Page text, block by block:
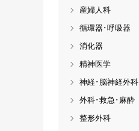
産婦人科
循環器･呼吸器
消化器
精神医学
神経･脳神経外科
外科･救急･麻酔
整形外科